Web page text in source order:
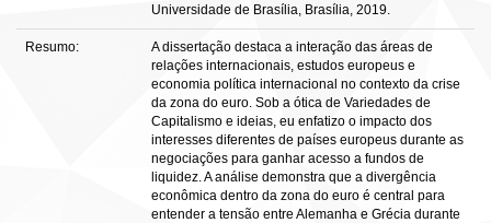
Universidade de Brasília, Brasília, 2019.
Resumo:
A dissertação destaca a interação das áreas de
relações internacionais, estudos europeus e
economia política internacional no contexto da crise
da zona do euro. Sob a ótica de Variedades de
Capitalismo e ideias, eu enfatizo o impacto dos
interesses diferentes de países europeus durante as
negociações para ganhar acesso a fundos de
liquidez. A análise demonstra que a divergência
econômica dentro da zona do euro é central para
entender a tensão entre Alemanha e Grécia durante